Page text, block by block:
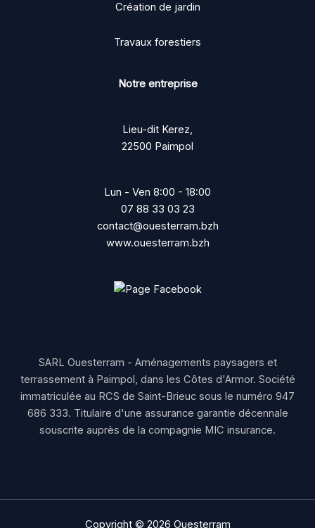
Création de jardin
Travaux forestiers
Notre entreprise
Lieu-dit Kerez,
22500 Paimpol
Lun - Ven 8:00 - 18:00
07 88 33 03 23
contact@ouesterram.bzh
www.ouesterram.bzh
SARL Ouesterram - Aménagements paysagers et
terrassement à Paimpol, dans les Côtes d'Armor. Société
immatriculée au RCS de Saint-Brieuc sous le numéro 947
686 333. Titulaire d'une assurance garantie décennale
souscrite auprès de la compagnie MIC insurance.
Copyright © 2026 Ouesterram